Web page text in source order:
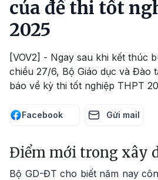
của đề thi tốt
2025
[VOV2] - Ngay sau khi kết thúc
chiều 27/6, Bộ Giáo dục và Đào
báo về kỳ thi tốt nghiệp THPT
Facebook Gửi mail
Điểm mới trong xây
Bộ GD-ĐT cho biết năm nay